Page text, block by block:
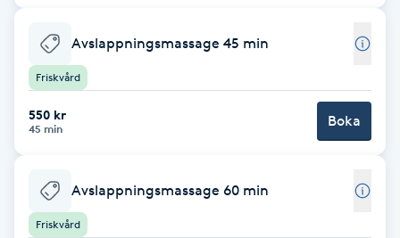
Barnklippning
BIAB
Bottenfärg
Avslappningsmassage 45 min
Friskvård
550 kr
45 min Boka
Avslappningsmassage 60 min
Friskvård